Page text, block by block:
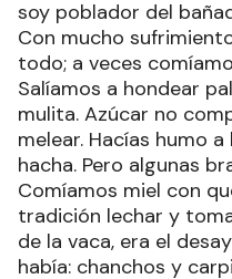
soy poblador del
Con mucho
todo; a veces
Salíamos a hondear
mulita. Azúcar no
melear. Hacías humo
hacha. Pero algunas
Comíamos miel con
tradición lechar y
de la vaca, era el
había: chanchos y